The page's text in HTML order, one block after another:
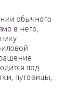
обычного
в него,
под
пуговицы,